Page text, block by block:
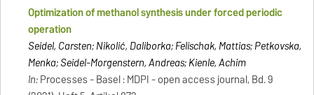
Optimization of methanol synthesis under forced periodic
operation
Seidel, Carsten; Nikolić, Daliborka; Felischak, Mattias; Petkovska,
Menka; Seidel-Morgenstern, Andreas; Kienle, Achim
In:Processes - Basel : MDPI - open access journal, Bd. 9